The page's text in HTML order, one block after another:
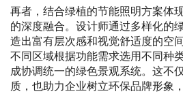
再者，结合绿植的节能照明方案体
的深度融合。设计师通过多样化的
造出富有层次感和视觉舒适度的空
不同区域根据功能需求选用不同种
成协调统一的绿色景观系统。这不
质，也助力企业树立环保品牌形象